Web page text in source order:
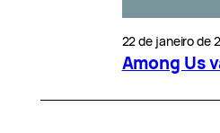
22 de janeiro de
Among Us